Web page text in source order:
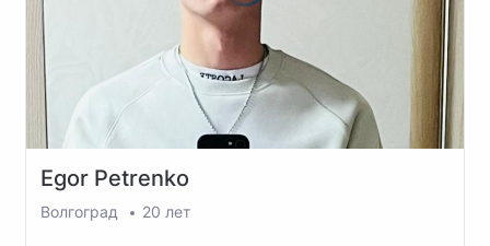
Egor Petrenko
Волгоград 20 лет